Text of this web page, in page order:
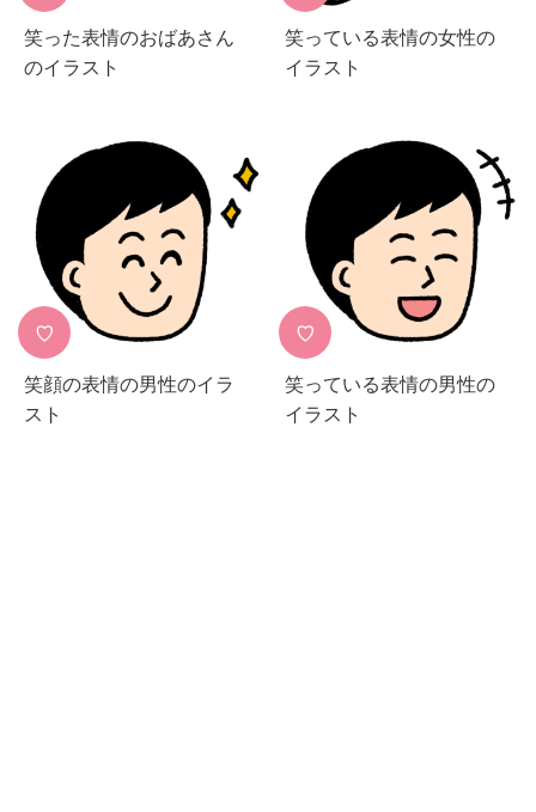
笑った表情のおばあさん
のイラスト
笑っている表情の女性の
イラスト
♡
笑顔の表情の男性のイラ
スト
♡
笑っている表情の男性の
イラスト